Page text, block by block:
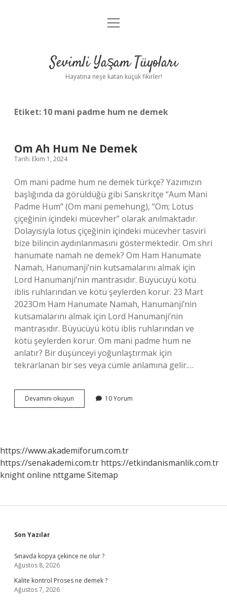
Anasayfa
Yasal Uyarı
menüyü
Sevimli Yaşam Tüyoları
Hayatına neşe katan küçük fikirler!
Etiket: 10 mani padme hum ne demek
Om Ah Hum Ne Demek
Tarih: Ekim 1, 2024
Om mani padme hum ne demek türkçe? Yazımızın
başlığında da görüldüğü gibi Sanskritçe “Aum Mani
Padme Hum” (Om mani pemehung), “Om; Lotus
çiçeğinin içindeki mücevher” olarak anılmaktadır.
Dolayısıyla lotus çiçeğinin içindeki mücevher tasviri
bize bilincin aydınlanmasını göstermektedir. Om shri
hanumate namah ne demek? Om Ham Hanumate
Namah, Hanumanji’nin kutsamalarını almak için
Lord Hanumanji’nin mantrasıdır. Büyücüyü kötü
iblis ruhlarından ve kötü şeylerden korur. 23 Mart
2023Om Ham Hanumate Namah, Hanumanji’nin
kutsamalarını almak için Lord Hanumanji’nin
mantrasıdır. Büyücüyü kötü iblis ruhlarından ve
kötü şeylerden korur. Om mani padme hum ne
anlatır? Bir düşünceyi yoğunlaştırmak için
tekrarlanan bir ses veya cümle anlamına gelir.…
Devamını okuyun
Ah
10 Yorum
https://www.akademiforum.com.tr
https://senakademi.com.tr https://etkindanismanlik.com.tr
knight online nttgame Sitemap
Sidebar
Son Yazılar
Sınavda kopya çekince ne olur ?
Ağustos 8, 2026
Kalite kontrol Proses ne demek ?
Ağustos 7, 2026